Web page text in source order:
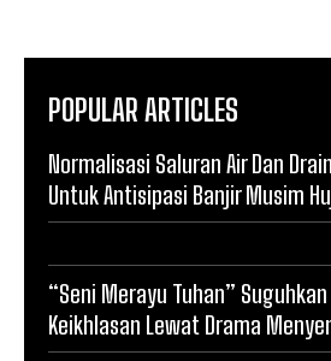
POPULAR ARTICLES
Normalisasi Saluran Air Dan
Untuk Antisipasi Banjir Musim
“Seni Merayu Tuhan”
Keikhlasan Lewat Drama